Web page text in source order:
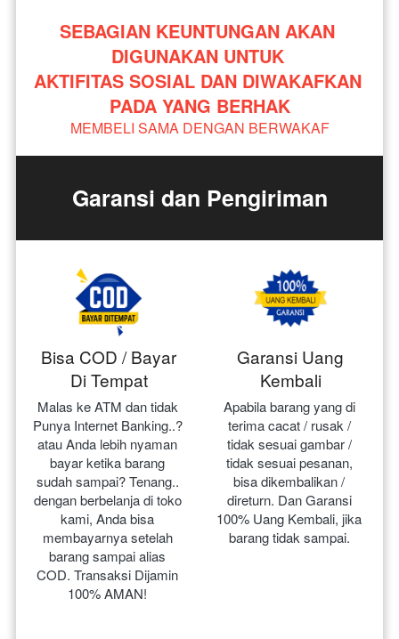
SEBAGIAN KEUNTUNGAN AKAN
DIGUNAKAN UNTUK
AKTIFITAS SOSIAL DAN DIWAKAFKAN
PADA YANG BERHAK
MEMBELI SAMA DENGAN BERWAKAF
Garansi dan Pengiriman
Bisa COD / Bayar
Di Tempat
Malas ke ATM dan tidak
Punya Internet Banking..?
atau Anda lebih nyaman
bayar ketika barang
sudah sampai? Tenang..
dengan berbelanja di toko
kami, Anda bisa
membayarnya setelah
barang sampai alias
COD. Transaksi Dijamin
100% AMAN!
Garansi Uang
Kembali
Apabila barang yang di
terima cacat / rusak /
tidak sesuai gambar /
tidak sesuai pesanan,
bisa dikembalikan /
direturn. Dan Garansi
100% Uang Kembali, jika
barang tidak sampai.